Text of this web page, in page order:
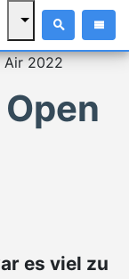
Air 2022
es viel zu